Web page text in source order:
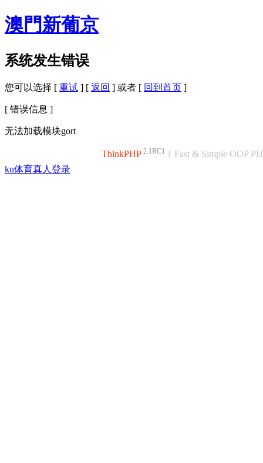
澳門新葡京
系统发生错误
您可以选择 [ 重试 ] [ 返回 ] 或者 [ 回到首页 ]
[ 错误信息 ]
无法加载模块gort
ThinkPHP 2.1RC1 { Fast & Simple OOP
ku体育真人登录